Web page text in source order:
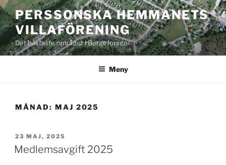
Hoppa
till
innehåll
PERSSONSKA HEMMANETS
VILLAFÖRENING
Det bästaste området i Bergeforsen
Meny
MÅNAD: MAJ 2025
PUBLICERAT
23 MAJ, 2025
Medlemsavgift 2025